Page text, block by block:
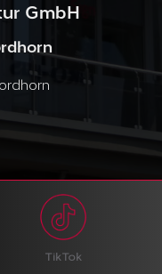
GmbH
TikTok